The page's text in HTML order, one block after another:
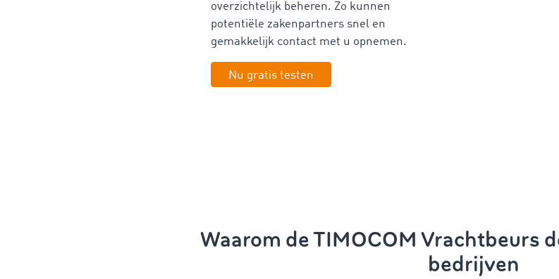
overzichtelijk beheren. Zo kunnen
potentiële zakenpartners snel en
gemakkelijk contact met u opnemen.
Nu gratis testen
Waarom de TIMOCOM Vrachtbeurs
bedrijven